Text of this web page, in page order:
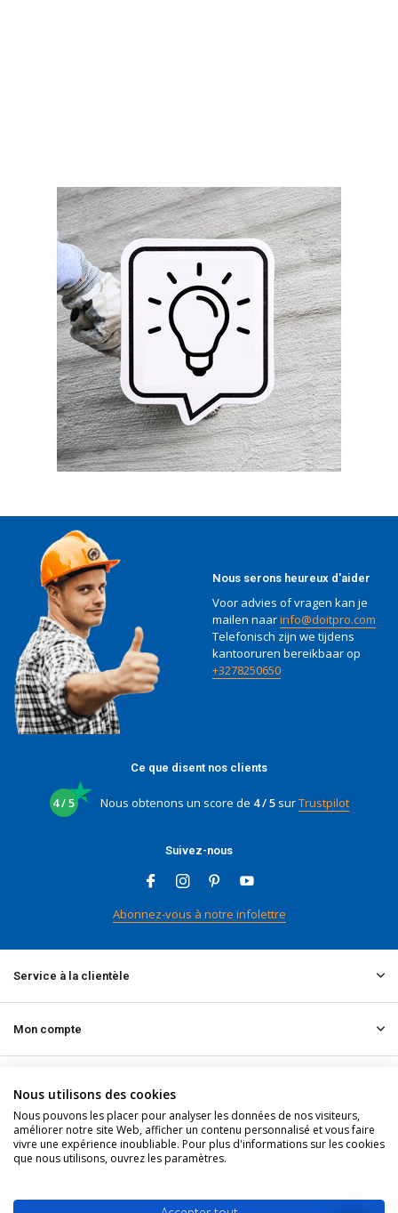
Nous serons heureux d'aider
Voor advies of vragen kan je
mailen naarinfo@doitpro.com
Telefonisch zijn we tijdens
kantooruren bereikbaar op
+3278250650
Ce que disent nos clients
4 / 5 Nous obtenons un score de 4 / 5surTrustpilot
Suivez-nous
Abonnez-vous à notre infolettre
Service à la clientèle
Mon compte
Contact
Nous utilisons des cookies
Nous pouvons les placer pour analyser les données de nos visiteurs,
améliorer notre site Web, afficher un contenu personnalisé et vous faire
vivre une expérience inoubliable. Pour plus d'informations sur les cookies
que nous utilisons, ouvrez les paramètres.